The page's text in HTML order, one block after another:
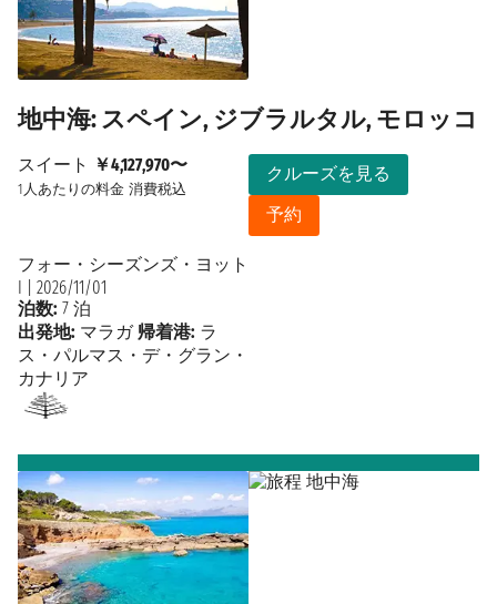
地中海: スペイン, ジブラルタル, モロッコ
スイート ￥4,127,970〜
1人あたりの料金 消費税込
クルーズを見る
予約
フォー・シーズンズ・ヨット
I
2026/11/01
泊数: 7 泊
出発地: マラガ 帰着港: ラ
ス・パルマス・デ・グラン・
カナリア